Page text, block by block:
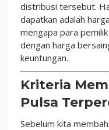
distribusi tersebut.
dapatkan adalah
mengapa para
dengan harga
keuntungan.
Kriteria
Pulsa
Sebelum kita